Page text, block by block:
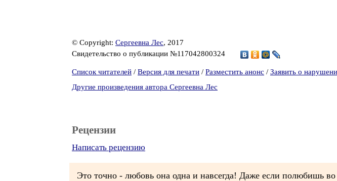
© Copyright: Сергеевна Лес, 2017
Свидетельство о публикации №117042800324
Список читателей / Версия для печати / Разместить анонс / Заявить о
Другие произведения автора Сергеевна Лес
Рецензии
Написать рецензию
Это точно - любовь она одна и навсегда! Даже если полюбишь